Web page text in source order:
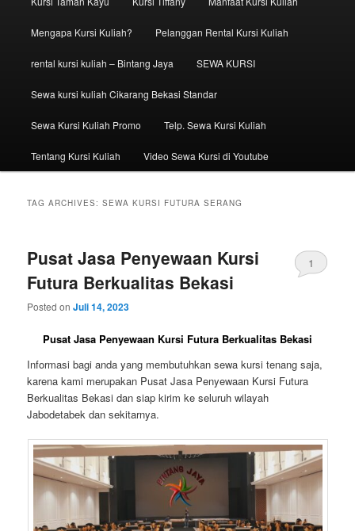
Mengapa Kursi Kuliah? Pelanggan Rental Kursi Kuliah
rental kursi kuliah – Bintang Jaya SEWA KURSI
Sewa kursi kuliah Cikarang Bekasi Standar
Sewa Kursi Kuliah Promo Telp. Sewa Kursi Kuliah
Tentang Kursi Kuliah Video Sewa Kursi di Youtube
TAG ARCHIVES:SEWA KURSI FUTURA SERANG
Pusat Jasa Penyewaan Kursi
Futura Berkualitas Bekasi
Posted onJuli 14, 2023
1
Pusat Jasa Penyewaan Kursi Futura Berkualitas Bekasi
Informasi bagi anda yang membutuhkan sewa kursi tenang saja,
karena kami merupakan Pusat Jasa Penyewaan Kursi Futura
Berkualitas Bekasi dan siap kirim ke seluruh wilayah
Jabodetabek dan sekitarnya.